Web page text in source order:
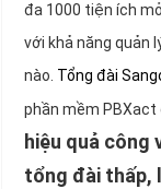
đa 1000 tiện ích
với khả năng quản
nào. Tổng đài
phần mềm
hiệu quả công
tổng đài thấp,